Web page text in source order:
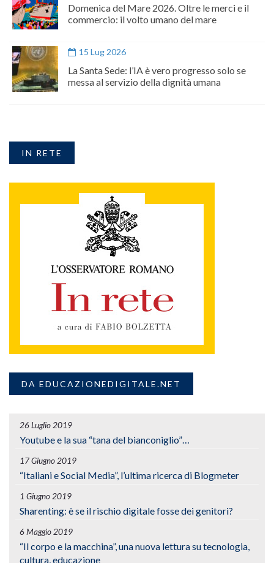
Domenica del Mare 2026. Oltre le merci e il
commercio: il volto umano del mare
15 Lug 2026
La Santa Sede: l’IA è vero progresso solo se
messa al servizio della dignità umana
IN RETE
DA EDUCAZIONEDIGITALE.NET
26 Luglio 2019
Youtube e la sua “tana del bianconiglio”…
17 Giugno 2019
“Italiani e Social Media”, l’ultima ricerca di Blogmeter
1 Giugno 2019
Sharenting: è se il rischio digitale fosse dei genitori?
6 Maggio 2019
“Il corpo e la macchina”, una nuova lettura su tecnologia,
cultura, educazione